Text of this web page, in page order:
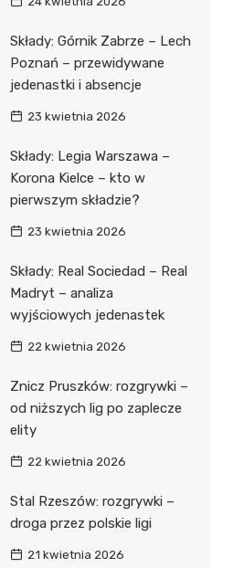
Składy: Górnik Zabrze – Lech
Poznań – przewidywane
jedenastki i absencje
23 kwietnia 2026
Składy: Legia Warszawa –
Korona Kielce – kto w
pierwszym składzie?
23 kwietnia 2026
Składy: Real Sociedad – Real
Madryt – analiza
wyjściowych jedenastek
22 kwietnia 2026
Znicz Pruszków: rozgrywki –
od niższych lig po zaplecze
elity
22 kwietnia 2026
Stal Rzeszów: rozgrywki –
droga przez polskie ligi
21 kwietnia 2026